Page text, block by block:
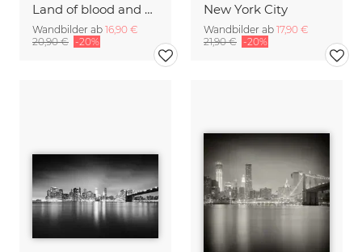
Land of blood and honey
Wandbilder ab 16,90 €
20,90 € -20%
New York City
Wandbilder ab 17,90 €
21,90 € -20%